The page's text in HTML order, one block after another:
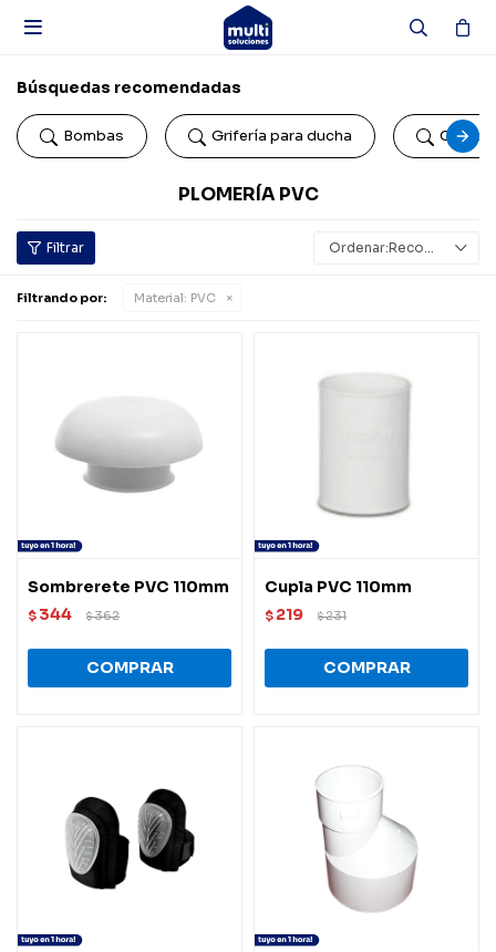

Búsquedas recomendadas
Bombas Grifería para ducha Colillas
PLOMERÍA PVC
Recomendados
Filtrando por: Material: PVC
Sombrerete PVC 110mm
$ 344 $362
Cupla PVC 110mm
$ 219 $231